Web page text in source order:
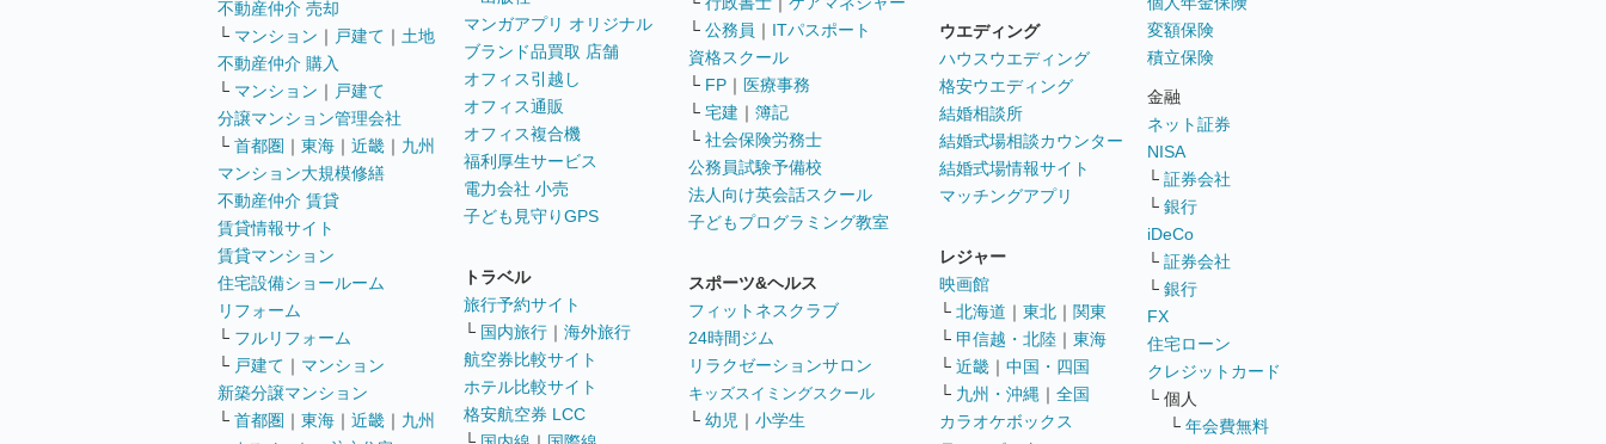
不動産仲介 売却
└ マンション ｜ 戸建て ｜ 土地
不動産仲介 購入
└ マンション ｜ 戸建て
分譲マンション管理会社
└ 首都圏 ｜ 東海 ｜ 近畿 ｜ 九州
マンション大規模修繕
不動産仲介 賃貸
賃貸情報サイト
賃貸マンション
住宅設備ショールーム
リフォーム
└ フルリフォーム
└ 戸建て ｜ マンション
新築分譲マンション
└ 首都圏 ｜ 東海 ｜ 近畿 ｜ 九州
マンガアプリ オリジナル
ブランド品買取 店舗
オフィス引越し
オフィス通販
オフィス複合機
福利厚生サービス
電力会社 小売
子ども見守りGPS
トラベル
旅行予約サイト
└ 国内旅行 ｜ 海外旅行
航空券比較サイト
ホテル比較サイト
格安航空券 LCC
└ 公務員 ｜ ITパスポート
資格スクール
└ FP ｜ 医療事務
└ 宅建 ｜ 簿記
└ 社会保険労務士
公務員試験予備校
法人向け英会話スクール
子どもプログラミング教室
スポーツ&ヘルス
フィットネスクラブ
24時間ジム
リラクゼーションサロン
キッズスイミングスクール
└ 幼児 ｜ 小学生
ウエディング
ハウスウエディング
格安ウエディング
結婚相談所
結婚式場相談カウンター
結婚式場情報サイト
マッチングアプリ
レジャー
映画館
└ 北海道 ｜ 東北 ｜ 関東
└ 甲信越・北陸 ｜ 東海
└ 近畿 ｜ 中国・四国
└ 九州・沖縄 ｜ 全国
カラオケボックス
変額保険
積立保険
金融
ネット証券
NISA
└ 証券会社
└ 銀行
iDeCo
└ 証券会社
└ 銀行
FX
住宅ローン
クレジットカード
└ 個人
└ 年会費無料